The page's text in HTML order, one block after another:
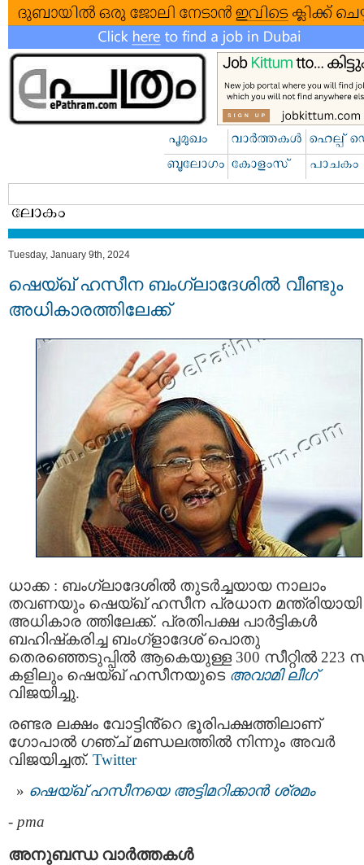
Tuesday, January 9th, 2024
ഷെയ്ഖ് ഹസീന ബംഗ്ലാദേശില്‍ വീണ്ടും
അധികാരത്തിലേക്ക്
ധാക്ക : ബംഗ്ലാദേശില്‍ തുടര്‍ച്ചയായ നാലാം
തവണയും ഷെയ്ഖ് ഹസീന പ്രധാന മന്ത്രിയായി
അധികാര ത്തിലേക്ക്. പ്രതിപക്ഷ പാര്‍ട്ടികള്‍
ബഹിഷ്‌കരിച്ച ബംഗ്ളാദേശ് പൊതു
തെരഞ്ഞെടുപ്പില്‍ ആകെയുള്ള 300 സീറ്റില്‍ 223
കളിലും ഷെയ്ഖ് ഹസീനയുടെ അവാമി ലീഗ്
വിജയിച്ചു.
രണ്ടര ലക്ഷം വോട്ടിൻ്റെ ഭൂരിപക്ഷത്തിലാണ്
ഗോപാല്‍ ഗഞ്ച് മണ്ഡലത്തില്‍ നിന്നും അവർ
വിജയിച്ചത്. Twitter
ഷെയ്‌ഖ് ഹസീനയെ അട്ടിമറിക്കാന്‍ ശ്രമം
- pma
അനുബന്ധ വാര്‍ത്തകള്‍